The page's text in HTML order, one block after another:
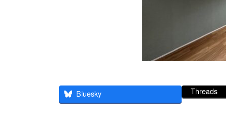
Bluesky Threads